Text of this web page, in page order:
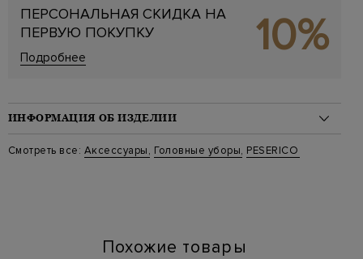
ПЕРСОНАЛЬНАЯ СКИДКА НА
ПЕРВУЮ ПОКУПКУ
Подробнее 10%
ИНФОРМАЦИЯ ОБ ИЗДЕЛИИ
Материал: рафия 95%, полиамид 5%
Смотреть все: Аксессуары, Головные уборы, PESERICO
Похожие товары